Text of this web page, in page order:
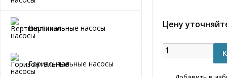
Вертикальные насосы
Горизонтальные насосы
Цену